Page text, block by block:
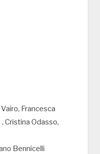
Francesca
Cristina Odasso,
Bennicelli